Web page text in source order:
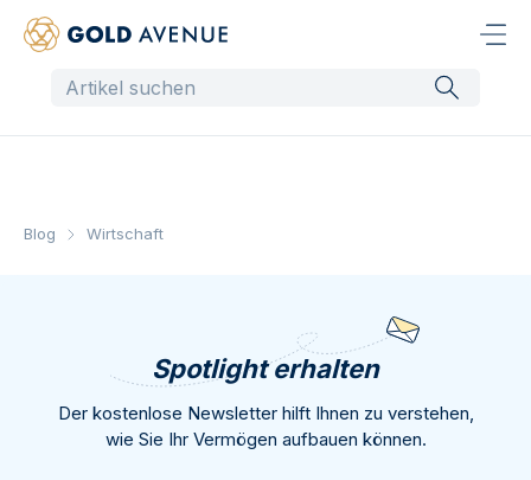
Blog Wirtschaft
Spotlight erhalten
Der kostenlose Newsletter hilft Ihnen zu verstehen,
wie Sie Ihr Vermögen aufbauen können.